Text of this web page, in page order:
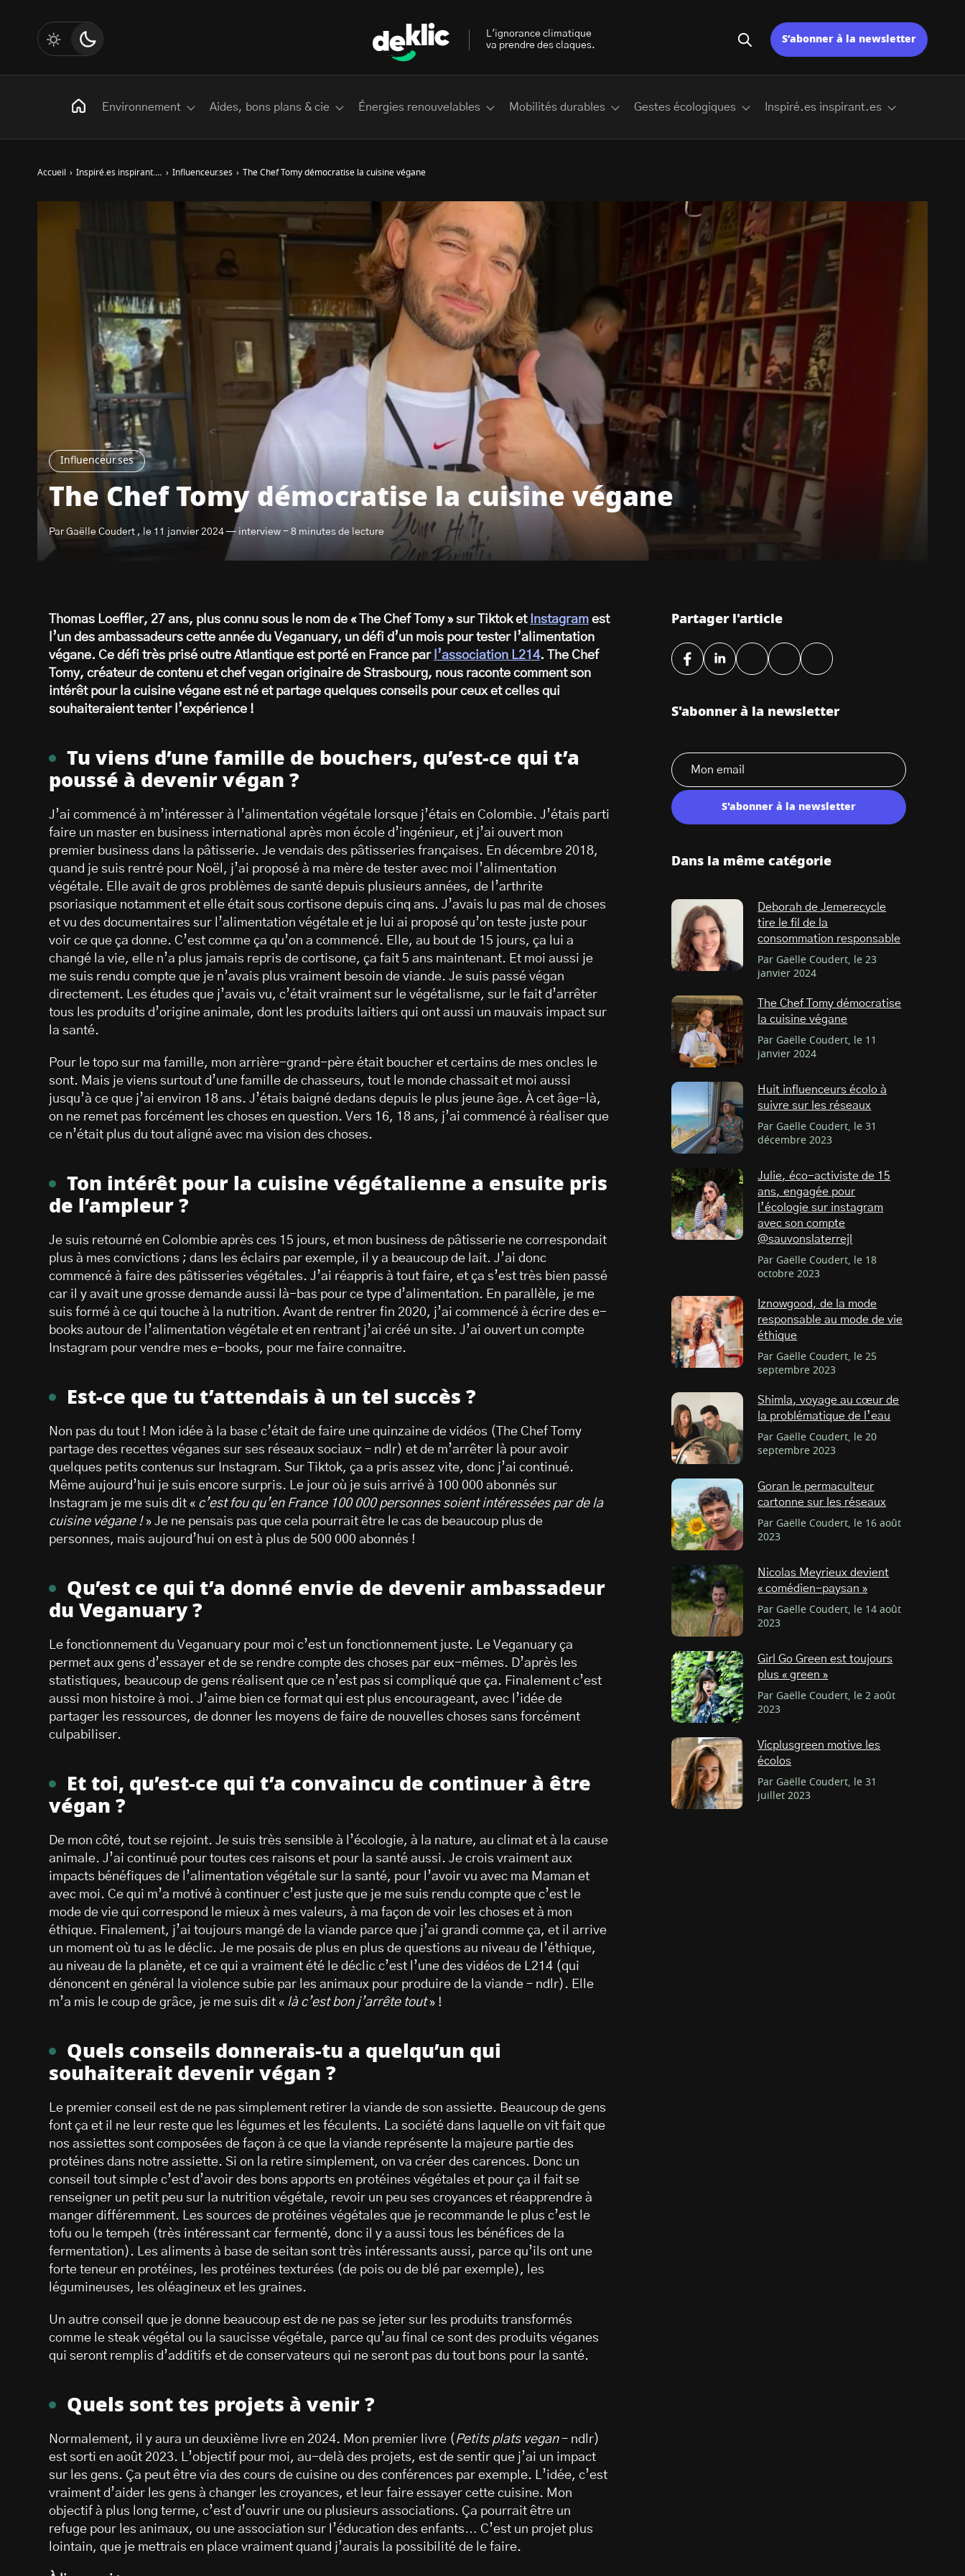
Influenceur.ses
The Chef Tomy démocratise la cuisine végane
Par Gaëlle Coudert , le 11 janvier 2024 — interview - 8 minutes de lecture
Accueil › Inspiré.es inspirant.es › Influenceur.ses › The Chef Tomy démocratise la cuisine végane
Thomas Loeffler, 27 ans, plus connu sous le nom de « The Chef Tomy » sur Tiktok et Instagram est
l’un des ambassadeurs cette année du Veganuary, un défi d’un mois pour tester l’alimentation
végane. Ce défi très prisé outre Atlantique est porté en France par l’association L214. The Chef
Tomy, créateur de contenu et chef vegan originaire de Strasbourg, nous raconte comment son
intérêt pour la cuisine végane est né et partage quelques conseils pour ceux et celles qui
souhaiteraient tenter l’expérience !
Tu viens d’une famille de bouchers, qu’est-ce qui t’a
poussé à devenir végan ?
J’ai commencé à m’intéresser à l’alimentation végétale lorsque j’étais en Colombie. J’étais parti
faire un master en business international après mon école d’ingénieur, et j’ai ouvert mon
premier business dans la pâtisserie. Je vendais des pâtisseries françaises. En décembre 2018,
quand je suis rentré pour Noël, j’ai proposé à ma mère de tester avec moi l’alimentation
végétale. Elle avait de gros problèmes de santé depuis plusieurs années, de l’arthrite
psoriasique notamment et elle était sous cortisone depuis cinq ans. J’avais lu pas mal de choses
et vu des documentaires sur l’alimentation végétale et je lui ai proposé qu’on teste juste pour
voir ce que ça donne. C’est comme ça qu’on a commencé. Elle, au bout de 15 jours, ça lui a
changé la vie, elle n’a plus jamais repris de cortisone, ça fait 5 ans maintenant. Et moi aussi je
me suis rendu compte que je n’avais plus vraiment besoin de viande. Je suis passé végan
directement. Les études que j’avais vu, c’était vraiment sur le végétalisme, sur le fait d’arrêter
tous les produits d’origine animale, dont les produits laitiers qui ont aussi un mauvais impact sur
la santé.
Pour le topo sur ma famille, mon arrière-grand-père était boucher et certains de mes oncles le
sont. Mais je viens surtout d’une famille de chasseurs, tout le monde chassait et moi aussi
jusqu’à ce que j’ai environ 18 ans. J’étais baigné dedans depuis le plus jeune âge. À cet âge-là,
on ne remet pas forcément les choses en question. Vers 16, 18 ans, j’ai commencé à réaliser que
ce n’était plus du tout aligné avec ma vision des choses.
Ton intérêt pour la cuisine végétalienne a ensuite pris
de l’ampleur ?
Je suis retourné en Colombie après ces 15 jours, et mon business de pâtisserie ne correspondait
plus à mes convictions ; dans les éclairs par exemple, il y a beaucoup de lait. J’ai donc
commencé à faire des pâtisseries végétales. J’ai réappris à tout faire, et ça s’est très bien passé
car il y avait une grosse demande aussi là-bas pour ce type d’alimentation. En parallèle, je me
suis formé à ce qui touche à la nutrition. Avant de rentrer fin 2020, j’ai commencé à écrire des e-
books autour de l’alimentation végétale et en rentrant j’ai créé un site. J’ai ouvert un compte
Instagram pour vendre mes e-books, pour me faire connaitre.
Est-ce que tu t’attendais à un tel succès ?
Non pas du tout ! Mon idée à la base c’était de faire une quinzaine de vidéos (The Chef Tomy
partage des recettes véganes sur ses réseaux sociaux – ndlr) et de m’arrêter là pour avoir
quelques petits contenus sur Instagram. Sur Tiktok, ça a pris assez vite, donc j’ai continué.
Même aujourd’hui je suis encore surpris. Le jour où je suis arrivé à 100 000 abonnés sur
Instagram je me suis dit « c’est fou qu’en France 100 000 personnes soient intéressées par de la
cuisine végane !» Je ne pensais pas que cela pourrait être le cas de beaucoup plus de
personnes, mais aujourd’hui on est à plus de 500 000 abonnés !
Qu’est ce qui t’a donné envie de devenir ambassadeur
du Veganuary ?
Le fonctionnement du Veganuary pour moi c’est un fonctionnement juste. Le Veganuary ça
permet aux gens d’essayer et de se rendre compte des choses par eux-mêmes. D’après les
statistiques, beaucoup de gens réalisent que ce n’est pas si compliqué que ça. Finalement c’est
aussi mon histoire à moi. J’aime bien ce format qui est plus encourageant, avec l’idée de
partager les ressources, de donner les moyens de faire de nouvelles choses sans forcément
culpabiliser.
Et toi, qu’est-ce qui t’a convaincu de continuer à être
végan ?
De mon côté, tout se rejoint. Je suis très sensible à l’écologie, à la nature, au climat et à la cause
animale. J’ai continué pour toutes ces raisons et pour la santé aussi. Je crois vraiment aux
impacts bénéfiques de l’alimentation végétale sur la santé, pour l’avoir vu avec ma Maman et
avec moi. Ce qui m’a motivé à continuer c’est juste que je me suis rendu compte que c’est le
mode de vie qui correspond le mieux à mes valeurs, à ma façon de voir les choses et à mon
éthique. Finalement, j’ai toujours mangé de la viande parce que j’ai grandi comme ça, et il arrive
un moment où tu as le déclic. Je me posais de plus en plus de questions au niveau de l’éthique,
au niveau de la planète, et ce qui a vraiment été le déclic c’est l’une des vidéos de L214 (qui
dénoncent en général la violence subie par les animaux pour produire de la viande – ndlr). Elle
m’a mis le coup de grâce, je me suis dit « là c’est bon j’arrête tout» !
Quels conseils donnerais-tu a quelqu’un qui
souhaiterait devenir végan ?
Le premier conseil est de ne pas simplement retirer la viande de son assiette. Beaucoup de gens
font ça et il ne leur reste que les légumes et les féculents. La société dans laquelle on vit fait que
nos assiettes sont composées de façon à ce que la viande représente la majeure partie des
protéines dans notre assiette. Si on la retire simplement, on va créer des carences. Donc un
conseil tout simple c’est d’avoir des bons apports en protéines végétales et pour ça il fait se
renseigner un petit peu sur la nutrition végétale, revoir un peu ses croyances et réapprendre à
manger différemment. Les sources de protéines végétales que je recommande le plus c’est le
tofu ou le tempeh (très intéressant car fermenté, donc il y a aussi tous les bénéfices de la
fermentation). Les aliments à base de seitan sont très intéressants aussi, parce qu’ils ont une
forte teneur en protéines, les protéines texturées (de pois ou de blé par exemple), les
légumineuses, les oléagineux et les graines.
Un autre conseil que je donne beaucoup est de ne pas se jeter sur les produits transformés
comme le steak végétal ou la saucisse végétale, parce qu’au final ce sont des produits véganes
qui seront remplis d’additifs et de conservateurs qui ne seront pas du tout bons pour la santé.
Quels sont tes projets à venir ?
Normalement, il y aura un deuxième livre en 2024. Mon premier livre ( Petits plats vegan– ndlr)
est sorti en août 2023. L’objectif pour moi, au-delà des projets, est de sentir que j’ai un impact
sur les gens. Ça peut être via des cours de cuisine ou des conférences par exemple. L’idée, c’est
vraiment d’aider les gens à changer les croyances, et leur faire essayer cette cuisine. Mon
objectif à plus long terme, c’est d’ouvrir une ou plusieurs associations. Ça pourrait être un
refuge pour les animaux, ou une association sur l’éducation des enfants… C’est un projet plus
lointain, que je mettrais en place vraiment quand j’aurais la possibilité de le faire.
Partager l'article
S'abonner à la newsletter
S'abonner à la newsletter
Dans la même catégorie
Deborah de Jemerecycle
tire le fil de la
consommation responsable
Par Gaëlle Coudert, le 23
janvier 2024
The Chef Tomy démocratise
la cuisine végane
Par Gaëlle Coudert, le 11
janvier 2024
Huit influenceurs écolo à
suivre sur les réseaux
Par Gaëlle Coudert, le 31
décembre 2023
Julie, éco-activiste de 15
ans, engagée pour
l’écologie sur instagram
avec son compte
@sauvonslaterrejl
Par Gaëlle Coudert, le 18
octobre 2023
Iznowgood, de la mode
responsable au mode de vie
éthique
Par Gaëlle Coudert, le 25
septembre 2023
Shimla, voyage au cœur de
la problématique de l’eau
Par Gaëlle Coudert, le 20
septembre 2023
Goran le permaculteur
cartonne sur les réseaux
Par Gaëlle Coudert, le 16 août
2023
Nicolas Meyrieux devient
« comédien-paysan »
Par Gaëlle Coudert, le 14 août
2023
Girl Go Green est toujours
plus « green »
Par Gaëlle Coudert, le 2 août
2023
Vicplusgreen motive les
écolos
Par Gaëlle Coudert, le 31
juillet 2023
L'ignorance climatique
va prendre des claques.
S’abonner à la newsletter
Environnement Aides, bons plans & cie Énergies renouvelables Mobilités durables Gestes écologiques Inspiré.es inspirant.es
Rechercher
Les mots clés les plus recherchés sur Deklic
Transition Écologique deklic kids interview Volte-face